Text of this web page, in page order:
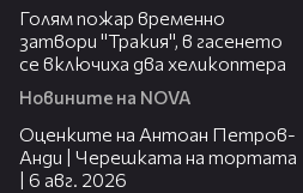
Голям пожар временно
затвори "Тракия", в гасенето
се включиха два хеликоптера
Новините на NOVA
Оценките на Антоан Петров-
Анди | Черешката на тортата
| 6 авг. 2026